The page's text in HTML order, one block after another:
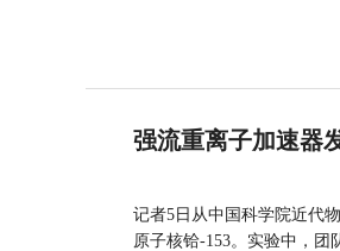
强流重离子加速器
记者5日从中国科学院近代
原子核铪-153。实验中，团